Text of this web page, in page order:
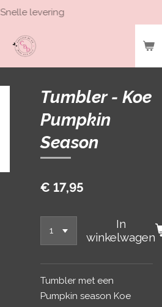
Snelle levering
Tumbler - Koe
Pumpkin
Season
€ 17,95
In
winkelwagen
Tumbler met een
Pumpkin season Koe